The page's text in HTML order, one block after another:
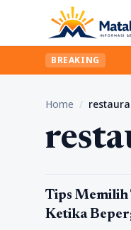
BREAKING
Home /
Kuliner
Tips Memilih
Ketika